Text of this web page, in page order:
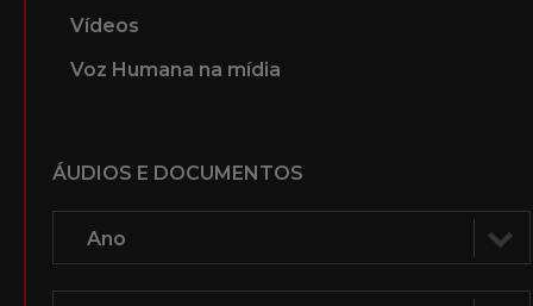
Vídeos
Voz Humana na mídia
ÁUDIOS E DOCUMENTOS